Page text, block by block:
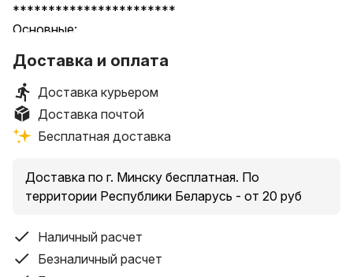
***********************
Основные:
Функции - взбивание, смешивание, замешивание
дрожжевого теста
Мощность - 800 Вт
Регулировка скорости - 6
Объем чаши - 5 л
Материал корпуса - пластик
Цвет корпуса - нержавеющая сталь, серый
Функциональные особенности:
Импульсный режим
Доставка и оплата
Доставка курьером
Доставка почтой
Бесплатная доставка
Доставка по г. Минску бесплатная. По
территории Республики Беларусь - от 20 руб
Наличный расчет
Безналичный расчет